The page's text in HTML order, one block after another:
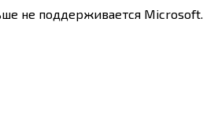
не поддерживается Microsoft.